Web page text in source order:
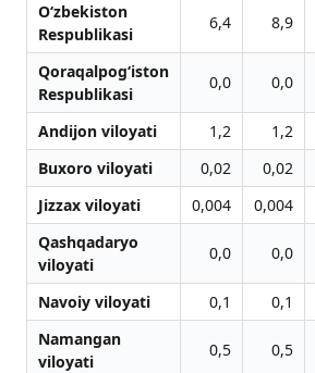
O‘zbekiston
Respublikasi
6,4 8,9
Qoraqalpog‘iston
Respublikasi
0,0 0,0
Andijon viloyati 1,2 1,2
Buxoro viloyati
0,02 0,02
Jizzax viloyati
0,004 0,004
Qashqadaryo
viloyati
0,0 0,0
Navoiy viloyati 0,1 0,1
Namangan
viloyati
0,5 0,5